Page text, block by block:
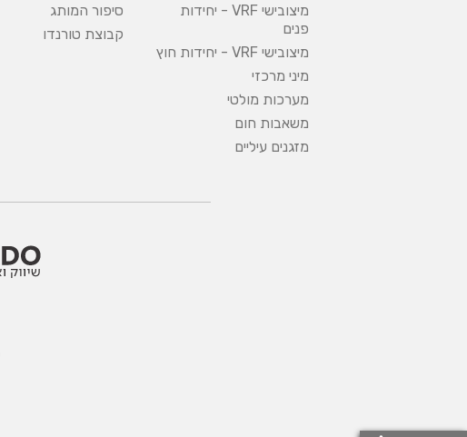
מיצובישי VRF - יחידות
פנים
מיצובישי VRF - יחידות חוץ
מיני מרכזי
מערכות מולטי
משאבות חום
מזגנים עיליים
סיפור המותג
קבוצת טורנדו